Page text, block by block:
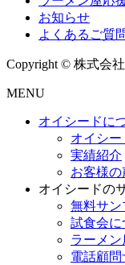
お知らせ
よくあるご質
Copyright © 株式会
MENU
オイシードに
オイシー
実績紹介
お客様
オイシードの
無料サン
試食会に
ラーメン
電話顧問